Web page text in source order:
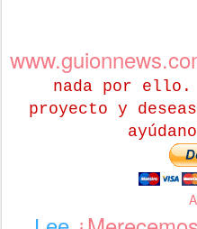
nada por
proyecto y